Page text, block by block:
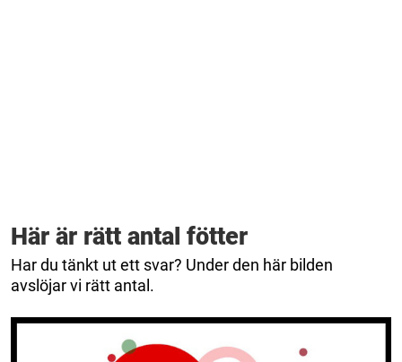
Här är rätt antal fötter
Har du tänkt ut ett svar? Under den här bilden
avslöjar vi rätt antal.